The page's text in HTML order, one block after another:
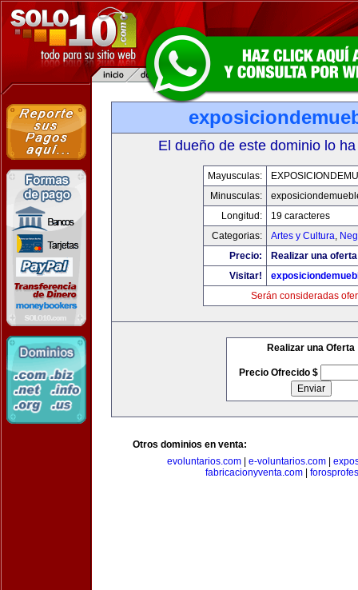
El dueño de este dominio lo
Mayusculas:
Minusculas:
Longitud:
19 caracteres
Categorias:
Artes y Cultura,
Precio:
Realizar una
Visitar!
Serán consideradas
Realizar una Oferta
Precio Ofrecido $
Otros dominios en venta:
evoluntarios.com
e-voluntarios.com
fabricacionyventa.com